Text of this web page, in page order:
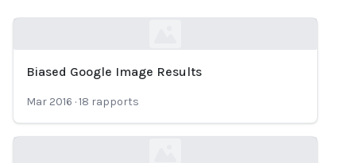
Biased Google Image Results
Mar 2016 ·18 rapports